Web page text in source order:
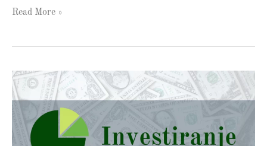
Read More »
Portfolio
Analiza
Koliko